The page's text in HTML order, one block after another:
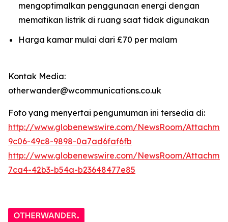
mengoptimalkan penggunaan energi dengan
mematikan listrik di ruang saat tidak digunakan
Harga kamar mulai dari £70 per malam
Kontak Media:
otherwander@wcommunications.co.uk
Foto yang menyertai pengumuman ini tersedia di:
http://www.globenewswire.com/NewsRoom/
9c06-49c8-9898-0a7ad6faf6fb
http://www.globenewswire.com/NewsRoom/
7ca4-42b3-b54a-b23648477e85